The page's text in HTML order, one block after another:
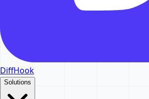
DiffHook
Solutions